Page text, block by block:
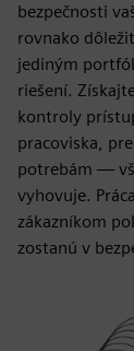
bezpečnosti
rovnako
jediným
riešení.
kontroly
pracoviska,
potrebám —
vyhovuje.
zákazníkom
zostanú v